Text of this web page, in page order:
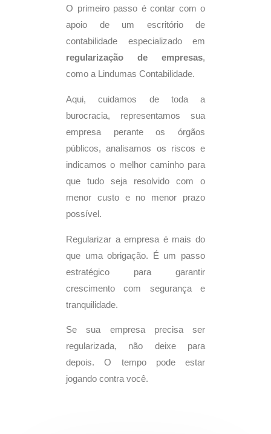
O primeiro passo é contar com o
apoio de um escritório de
contabilidade especializado em
regularização de empresas,
como a Lindumas Contabilidade.
Aqui, cuidamos de toda a
burocracia, representamos sua
empresa perante os órgãos
públicos, analisamos os riscos e
indicamos o melhor caminho para
que tudo seja resolvido com o
menor custo e no menor prazo
possível.
Regularizar a empresa é mais do
que uma obrigação. É um passo
estratégico para garantir
crescimento com segurança e
tranquilidade.
Se sua empresa precisa ser
regularizada, não deixe para
depois. O tempo pode estar
jogando contra você.